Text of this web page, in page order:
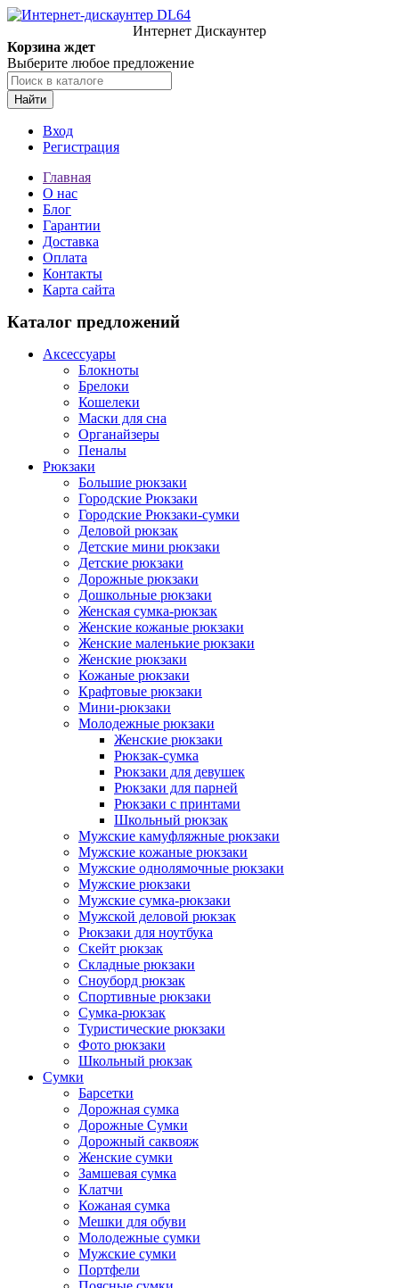
Интернет Дискаунтер
Корзина ждет
Выберите любое предложение
Найти
Вход
Регистрация
Главная
О нас
Блог
Гарантии
Доставка
Оплата
Контакты
Карта сайта
Каталог предложений
Аксессуары
Блокноты
Брелоки
Кошелеки
Маски для сна
Органайзеры
Пеналы
Рюкзаки
Большие рюкзаки
Городские Рюкзаки
Городские Рюкзаки-сумки
Деловой рюкзак
Детские мини рюкзаки
Детские рюкзаки
Дорожные рюкзаки
Дошкольные рюкзаки
Женская сумка-рюкзак
Женские кожаные рюкзаки
Женские маленькие рюкзаки
Женские рюкзаки
Кожаные рюкзаки
Крафтовые рюкзаки
Мини-рюкзаки
Молодежные рюкзаки
Женские рюкзаки
Рюкзак-сумка
Рюкзаки для девушек
Рюкзаки для парней
Рюкзаки с принтами
Школьный рюкзак
Мужские камуфляжные рюкзаки
Мужские кожаные рюкзаки
Мужские однолямочные рюкзаки
Мужские рюкзаки
Мужские сумка-рюкзаки
Мужской деловой рюкзак
Рюкзаки для ноутбука
Скейт рюкзак
Складные рюкзаки
Сноуборд рюкзак
Спортивные рюкзаки
Сумка-рюкзак
Туристические рюкзаки
Фото рюкзаки
Школьный рюкзак
Сумки
Барсетки
Дорожная сумка
Дорожные Сумки
Дорожный саквояж
Женские сумки
Замшевая сумка
Клатчи
Кожаная сумка
Мешки для обуви
Молодежные сумки
Мужские сумки
Портфели